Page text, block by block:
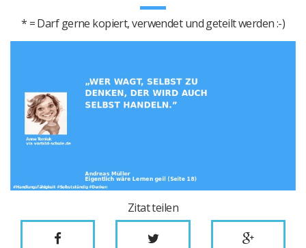
* = Darf gerne kopiert, verwendet und geteilt werden :-)
Zitat teilen